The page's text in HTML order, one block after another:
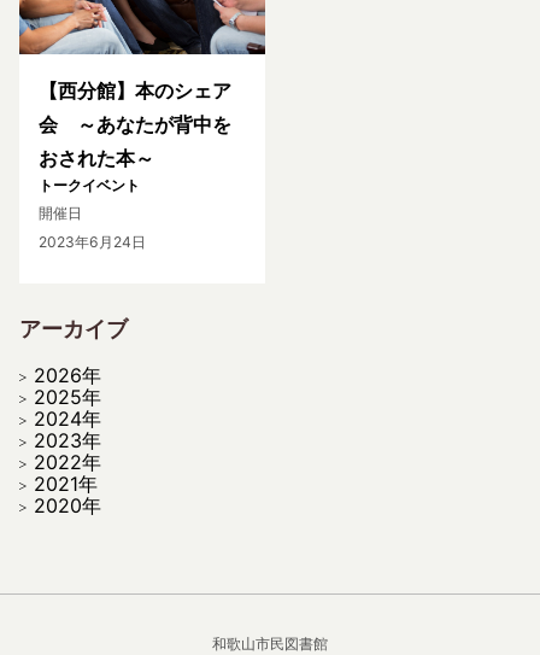
【西分館】本のシェア
会 ～あなたが背中を
おされた本～
トークイベント
開催日
2023年6月24日
アーカイブ
2026年
2025年
2024年
2023年
2022年
2021年
2020年
和歌山市民図書館